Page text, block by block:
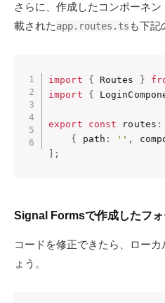
さらに、作成したコンポーネ
載されたapp.routes.ts も下記
import { Routes }
import
{
export const routes :
{
path : '' ,
;
Signal Formsで作成したフ
コードを修正できたら、ロー
ょう。